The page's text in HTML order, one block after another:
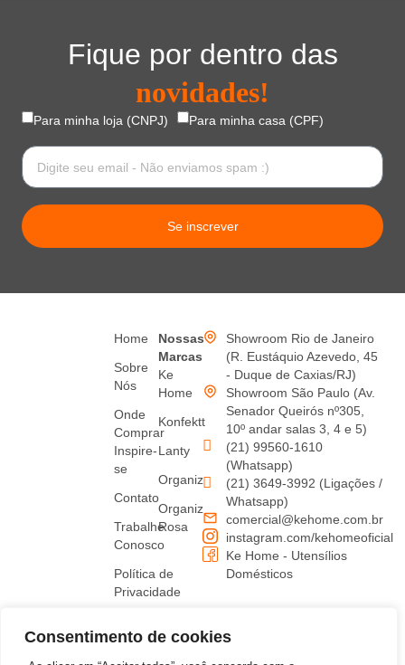
Consentimento de cookies
Fique por dentro das
novidades!
Para minha loja (CNPJ) Para minha casa (CPF)
Se inscrever
Home
Sobre
Nós
Onde
Comprar
Inspire-
se
Contato
Trabalhe
Conosco
Política de
Privacidade
de uso
Nossas
Marcas
Ke
Home
Konfektt
Lanty
Organiz
Organiz
Rosa
Showroom Rio de Janeiro
(R. Eustáquio Azevedo, 45
- Duque de Caxias/RJ)
Showroom São Paulo (Av.
Senador Queirós nº305,
10º andar salas 3, 4 e 5)
(21) 99560-1610
(Whatsapp)
(21) 3649-3992 (Ligações /
Whatsapp)
comercial@kehome.com.br
instagram.com/kehomeoficial
Ke Home - Utensílios
Domésticos